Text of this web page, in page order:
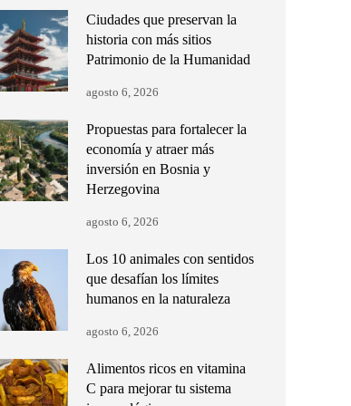
Ciudades que preservan la
historia con más sitios
Patrimonio de la Humanidad
agosto 6, 2026
Propuestas para fortalecer la
economía y atraer más
inversión en Bosnia y
Herzegovina
agosto 6, 2026
Los 10 animales con sentidos
que desafían los límites
humanos en la naturaleza
agosto 6, 2026
Alimentos ricos en vitamina
C para mejorar tu sistema